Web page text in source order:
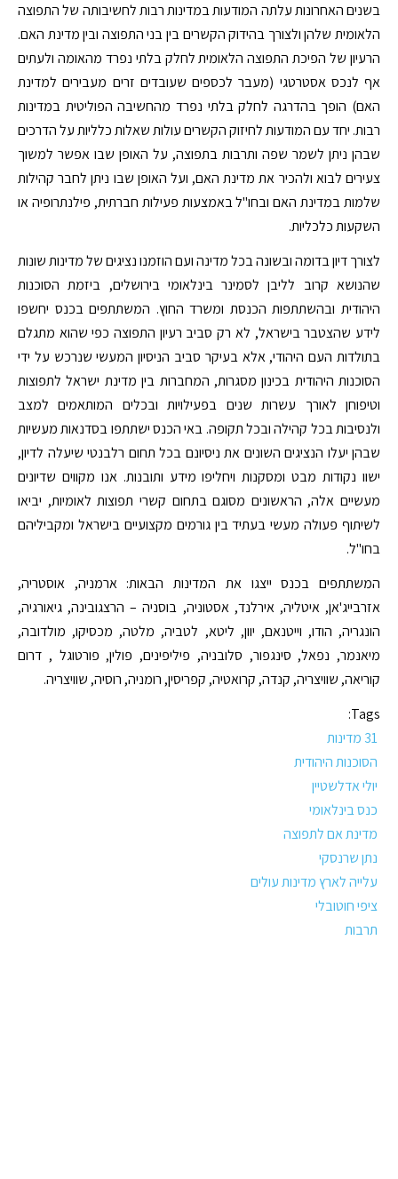
בשנים האחרונות עלתה המודעות במדינות רבות לחשיבותה של התפוצה
הלאומית שלהן ולצורך בהידוק הקשרים בין בני התפוצה ובין מדינת האם.
הרעיון של הפיכת התפוצה הלאומית לחלק בלתי נפרד מהאומה ולעתים
אף לנכס אסטרטגי (מעבר לכספים שעובדים זרים מעבירים למדינת
האם) הופך בהדרגה לחלק בלתי נפרד מהחשיבה הפוליטית במדינות
רבות. יחד עם המודעות לחיזוק הקשרים עולות שאלות כלליות על הדרכים
שבהן ניתן לשמר שפה ותרבות בתפוצה, על האופן שבו אפשר למשוך
צעירים לבוא ולהכיר את מדינת האם, ועל האופן שבו ניתן לחבר קהילות
שלמות במדינת האם ובחו"ל באמצעות פעילות חברתית, פילנתרופיה או
השקעות כלכליות.
לצורך דיון בדומה ובשונה בכל מדינה ועם הוזמנו נציגים של מדינות שונות
שהנושא קרוב לליבן לסמינר בינלאומי בירושלים, ביזמת הסוכנות
היהודית ובהשתתפות הכנסת ומשרד החוץ. המשתתפים בכנס יחשפו
לידע שהצטבר בישראל, לא רק סביב רעיון התפוצה כפי שהוא מתגלם
בתולדות העם היהודי, אלא בעיקר סביב הניסיון המעשי שנרכש על ידי
הסוכנות היהודית בכינון מסגרות, המחברות בין מדינת ישראל לתפוצות
וטיפוחן לאורך עשרות שנים בפעילויות ובכלים המותאמים למצב
ולנסיבות בכל קהילה ובכל תקופה. באי הכנס ישתתפו בסדנאות מעשיות
שבהן יעלו הנציגים השונים את ניסיונם בכל תחום רלבנטי שיעלה לדיון,
ישוו נקודות מבט ומסקנות ויחליפו מידע ותובנות. אנו מקווים שדיונים
מעשיים אלה, הראשונים מסוגם בתחום קשרי תפוצות לאומיות, יביאו
לשיתוף פעולה מעשי בעתיד בין גורמים מקצועיים בישראל ומקביליהם
בחו"ל.
המשתתפים בכנס ייצגו את המדינות הבאות: ארמניה, אוסטריה,
אזרבייג'אן, איטליה, אירלנד, אסטוניה, בוסניה – הרצגובינה, גיאורגיה,
הונגריה, הודו, וייטנאם, יוון, ליטא, לטביה, מלטה, מכסיקו, מולדובה,
מיאנמר, נפאל, סינגפור, סלובניה, פיליפינים, פולין, פורטוגל , דרום
קוריאה, שוויצריה, קנדה, קרואטיה, קפריסין, רומניה, רוסיה, שוויצריה.
Tags:
31 מדינות
הסוכנות היהודית
יולי אדלשטיין
כנס בינלאומי
מדינת אם לתפוצה
נתן שרנסקי
עלייה לארץ מדינות עולים
ציפי חוטובלי
תרבות